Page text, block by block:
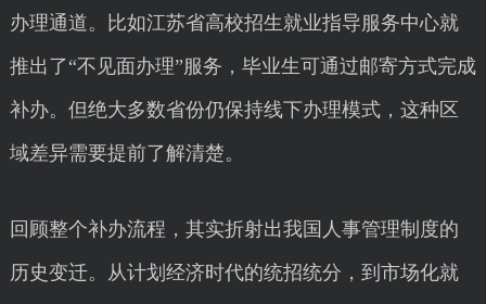
办理通道。比如江苏省高校招生就业指导服务中心就
推出了“不见面办理”服务，毕业生可通过邮寄方式完成
补办。但绝大多数省份仍保持线下办理模式，这种区
域差异需要提前了解清楚。
回顾整个补办流程，其实折射出我国人事管理制度的
历史变迁。从计划经济时代的统招统分，到市场化就